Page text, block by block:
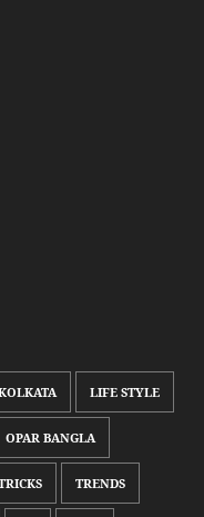
LIFE STYLE
OPAR BANGLA
TRENDS